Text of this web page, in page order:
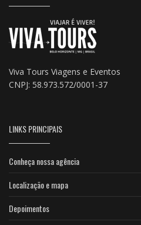
Viva Tours Viagens e Eventos
CNPJ: 58.973.572/0001-37
LINKS PRINCIPAIS
Conheça nossa agência
Localização e mapa
Depoimentos